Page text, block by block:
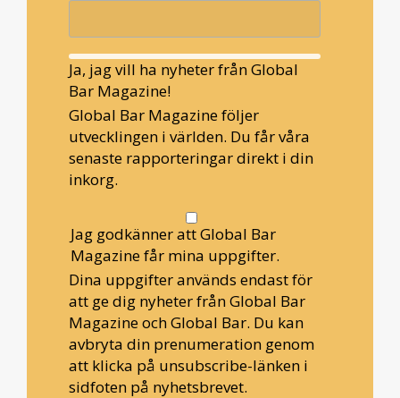
Ja, jag vill ha nyheter från Global
Bar Magazine!
Global Bar Magazine följer
utvecklingen i världen. Du får våra
senaste rapporteringar direkt i din
inkorg.
Jag godkänner att Global Bar
Magazine får mina uppgifter.
Dina uppgifter används endast för
att ge dig nyheter från Global Bar
Magazine och Global Bar. Du kan
avbryta din prenumeration genom
att klicka på unsubscribe-länken i
sidfoten på nyhetsbrevet.